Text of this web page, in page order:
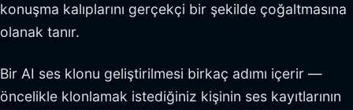
konuşma kalıplarını gerçekçi bir şekilde çoğaltmasına
olanak tanır.
Bir AI ses klonu geliştirilmesi birkaç adımı içerir —
öncelikle klonlamak istediğiniz kişinin ses kayıtlarının